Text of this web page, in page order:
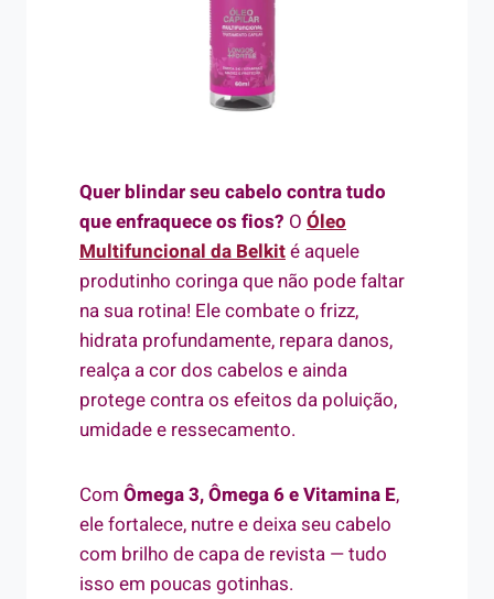
Quer blindar seu cabelo contra tudo
que enfraquece os fios? O Óleo
Multifuncional da Belkité aquele
produtinho coringa que não pode faltar
na sua rotina! Ele combate o frizz,
hidrata profundamente, repara danos,
realça a cor dos cabelos e ainda
protege contra os efeitos da poluição,
umidade e ressecamento.
Com Ômega 3, Ômega 6 e Vitamina E,
ele fortalece, nutre e deixa seu cabelo
com brilho de capa de revista — tudo
isso em poucas gotinhas.